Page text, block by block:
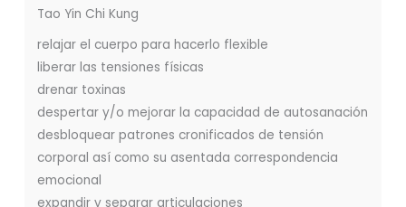
Tao Yin Chi Kung
relajar el cuerpo para hacerlo flexible
liberar las tensiones físicas
drenar toxinas
despertar y/o mejorar la capacidad de autosanación
desbloquear patrones cronificados de tensión
corporal así como su asentada correspondencia
emocional
expandir y separar articulaciones